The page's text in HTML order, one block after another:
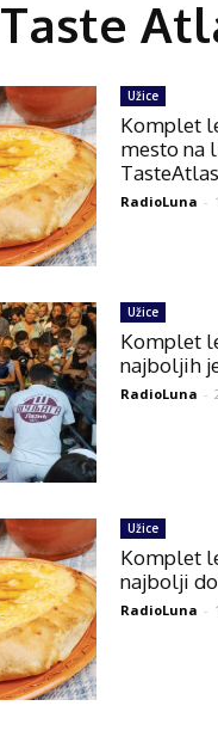
Taste
Užice
Komplet
mesto na
RadioLuna -
Užice
Komplet
najboljih
RadioLuna -
Užice
Komplet
najbolji
RadioLuna -